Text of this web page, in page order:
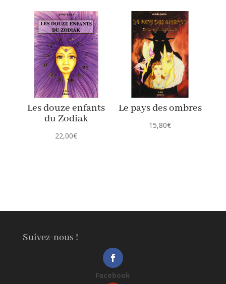
Les douze enfants
du Zodiak
22,00€
Le pays des ombres
15,80€
Suivez-nous !
Facebook